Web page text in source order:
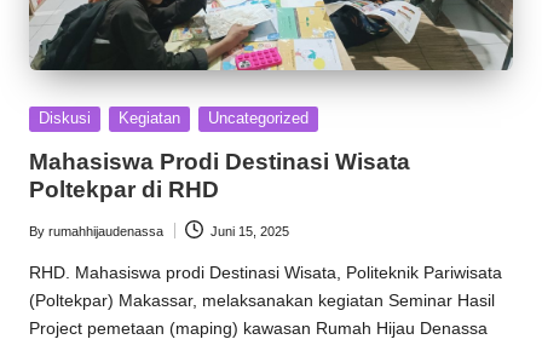
Posted
Diskusi Kegiatan Uncategorized
Mahasiswa Prodi Destinasi Wisata
Poltekpar di RHD
Posted
by
By rumahhijaudenassa Juni 15, 2025
RHD . Mahasiswa prodi Destinasi Wisata, Politeknik Pariwisata
(Poltekpar) Makassar, melaksanakan kegiatan Seminar Hasil
Project pemetaan (maping) kawasan Rumah Hijau Denassa